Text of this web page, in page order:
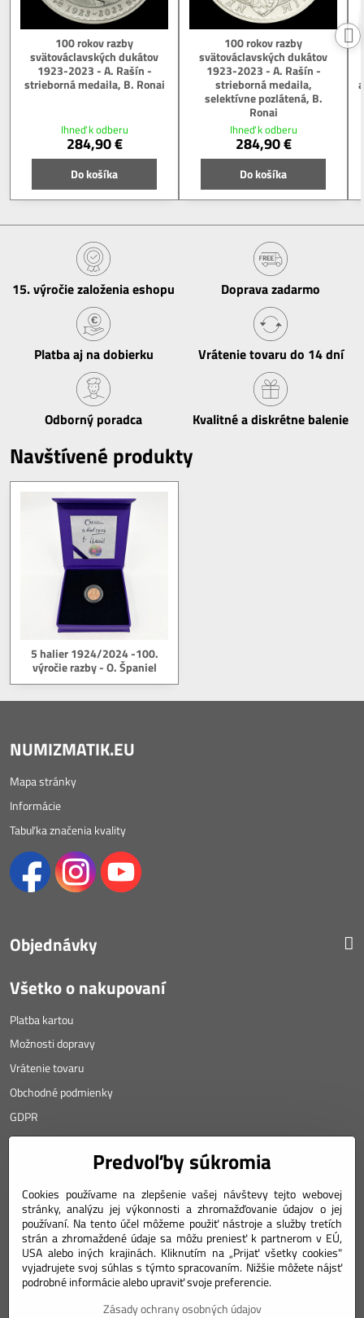
100 rokov razby
svätováclavských dukátov
1923-2023 - A. Rašín -
strieborná medaila, B. Ronai
Ihneď k odberu
284,90 €
Do košíka
100 rokov razby
svätováclavských dukátov
1923-2023 - A. Rašín -
strieborná medaila,
selektívne pozlátená, B.
Ronai
Ihneď k odberu
284,90 €
Do košíka
15​. výročie založenia eshopu Doprava zadarmo
Platba aj na dobierku Vrátenie tovaru do 14 dní
Odborný poradca Kvalitné a diskrétne balenie
Navštívené produkty
5 halier 1924/2024 -100.
výročie razby - O. Španiel
NUMIZMATIK.EU
Mapa stránky
Informácie
Tabuľka značenia kvality
Objednávky
Všetko o nakupovaní
Platba kartou
Možnosti dopravy
Vrátenie tovaru
Obchodné podmienky
GDPR
Angyalova 461/75
967 01 Kremnica
SLOVAKIA
Mobil: +421 911 633 688
e-mail: weiss(@)numizmatik.eu
Predvoľby súkromia
Cookies používame na zlepšenie vašej návštevy tejto webovej
stránky, analýzu jej výkonnosti a zhromažďovanie údajov o jej
používaní. Na tento účel môžeme použiť nástroje a služby tretích
strán a zhromaždené údaje sa môžu preniesť k partnerom v EÚ,
USA alebo iných krajinách. Kliknutím na „Prijať všetky cookies"
vyjadrujete svoj súhlas s týmto spracovaním. Nižšie môžete nájsť
podrobné informácie alebo upraviť svoje preferencie.
Zásady ochrany osobných údajov